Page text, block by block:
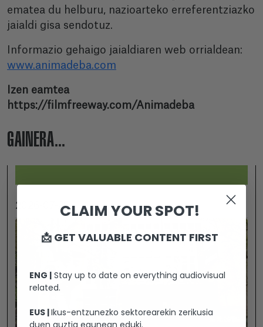
ematea du helburu, nazioarteko erreferentziazko
jaialdi gisa sendotuz.
Informazio gehaigo jaialdiaren web orrialdean:
www.animadeba.com
Izen eamtea
https://filmfreeway.com/Animadeba
GAINERA...
2026-07-25CLAIM YOUR SPOT!
📩 GET VALUABLE CONTENT FIRST
ENG | Stay up to date on everything audiovisual
related.
EUS |Ikus-entzunezko sektorearekin zerikusia
duen guztia egunean eduki.